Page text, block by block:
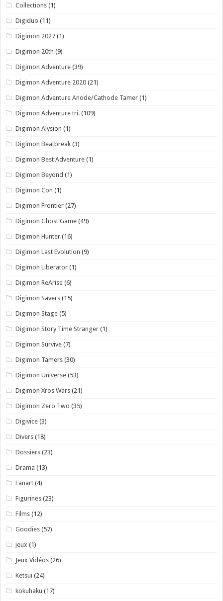
Collections (1)
Digiduo (11)
Digimon 2027 (1)
Digimon 20th (9)
Digimon Adventure (39)
Digimon Adventure 2020 (21)
Digimon Adventure Anode/Cathode Tamer (1)
Digimon Adventure tri. (109)
Digimon Alysion (1)
Digimon Beatbreak (3)
Digimon Best Adventure (1)
Digimon Beyond (1)
Digimon Con (1)
Digimon Frontier (27)
Digimon Ghost Game (49)
Digimon Hunter (16)
Digimon Last Evolution (9)
Digimon Liberator (1)
Digimon ReArise (6)
Digimon Savers (15)
Digimon Stage (5)
Digimon Story Time Stranger (1)
Digimon Survive (7)
Digimon Tamers (30)
Digimon Universe (53)
Digimon Xros Wars (21)
Digimon Zero Two (35)
Digivice (3)
Divers (18)
Dossiers (23)
Drama (13)
Fanart (4)
Figurines (23)
Films (12)
Goodies (57)
jeux (1)
Jeux Vidéos (26)
Ketsui (24)
kokuhaku (17)